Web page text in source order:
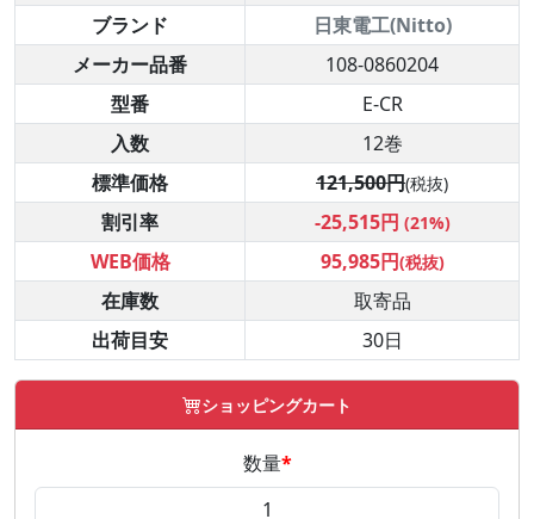
ブランド
日東電工(Nitto)
メーカー品番
108-0860204
型番
E-CR
入数
12巻
標準価格
121,500円(税抜)
割引率 -25,515円 (21%)
WEB価格 95,985円(税抜)
在庫数
取寄品
出荷目安
30日
ショッピングカート
数量*